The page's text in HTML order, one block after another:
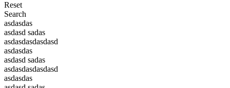
Reset
Search
asdasdas
asdasd sadas
asdasdasdasdasd
asdasdas
asdasd sadas
asdasdasdasdasd
asdasdas